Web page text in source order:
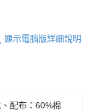
顯示電腦版詳細說明
配布：60%棉